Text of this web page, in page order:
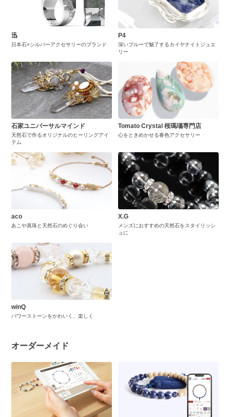
迅
日本石×シルバーアクセサリーのブランド
P4
深いブルーで魅了するカイヤナイトジュエ
リー
石家ユニバーサルマインド
天然石で作るオリジナルのヒーリングアイ
テム
Tomato Crystal 桜瑪瑙専門店
心をときめかせる春色アクセサリー
aco
あこや真珠と天然石のめぐり会い
X.G
メンズにおすすめの天然石をスタイリッシ
ュに
winQ
パワーストーンをかわいく、楽しく
オーダーメイド